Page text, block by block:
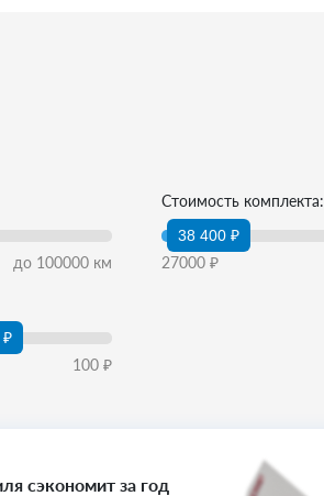
до 100000км
Стоимость комплекта:
38 400 ₽
27000₽
₽
100₽
сэкономит за год